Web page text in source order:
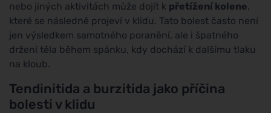
nebo jiných aktivitách může dojít k přetížení kolene,
které se následně projeví v klidu. Tato bolest často není
jen výsledkem samotného poranění, ale i špatného
držení těla během spánku, kdy dochází k dalšímu tlaku
na kloub.
Tendinitida a burzitida jako příčina
bolesti v klidu